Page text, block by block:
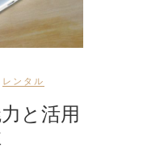
レンタル
と活用